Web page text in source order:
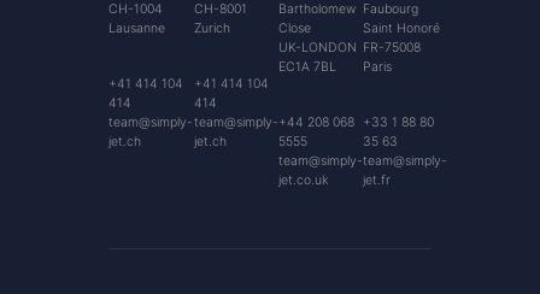
CH-1004
Lausanne
+41 414 104
414
team@simply-
jet.ch
CH-8001
Zurich
+41 414 104
414
team@simply-
jet.ch
Bartholomew
Close
UK-LONDON
EC1A 7BL
+44 208 068
5555
team@simply-
jet.co.uk
Faubourg
Saint Honoré
FR-75008
Paris
+33 1 88 80
35 63
team@simply-
jet.fr